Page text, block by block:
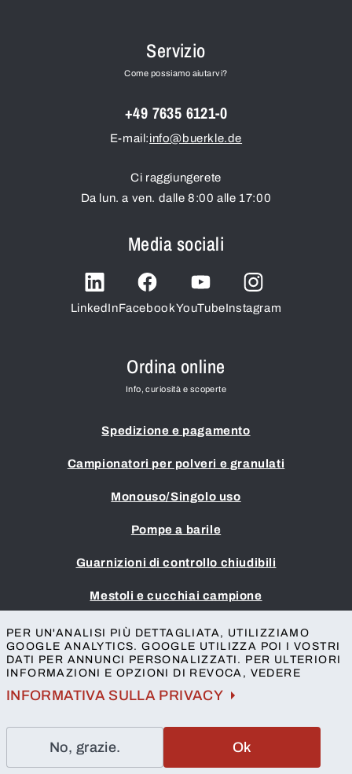
Servizio
Come possiamo aiutarvi?
+49 7635 6121-0
E-mail:info@buerkle.de
Ci raggiungerete
Da lun. a ven. dalle 8:00 alle 17:00
Media sociali
LinkedInFacebookYouTubeInstagram
Ordina online
Info, curiosità e scoperte
Spedizione e pagamento
Campionatori per polveri e granulati
Monouso/Singolo uso
Pompe a barile
Guarnizioni di controllo chiudibili
Mestoli e cucchiai campione
Impronta
Termini e condizioni
Protezione della privacy
Contatto
PER UN'ANALISI PIÙ DETTAGLIATA, UTILIZZIAMO
GOOGLE ANALYTICS. GOOGLE UTILIZZA POI I VOSTRI
DATI PER ANNUNCI PERSONALIZZATI. PER ULTERIORI
INFORMAZIONI E OPZIONI DI REVOCA, VEDERE
INFORMATIVA SULLA PRIVACY
No, grazie. Ok